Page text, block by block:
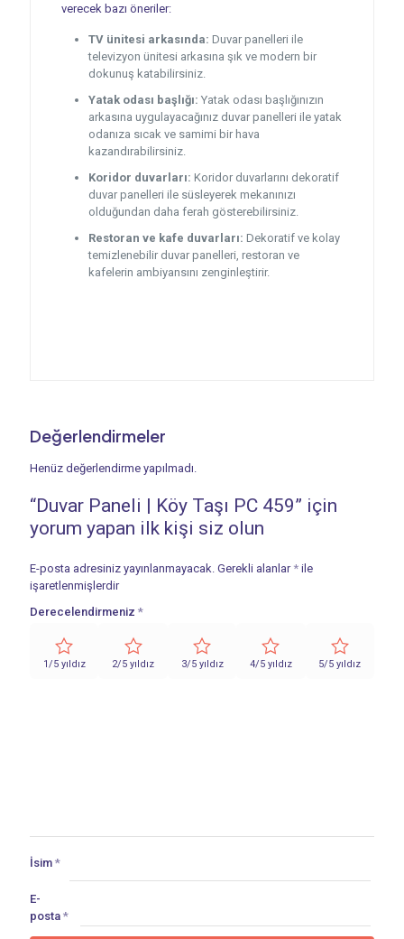
verecek bazı öneriler:
TV ünitesi arkasında: Duvar panelleri ile
televizyon ünitesi arkasına şık ve modern bir
dokunuş katabilirsiniz.
Yatak odası başlığı: Yatak odası başlığınızın
arkasına uygulayacağınız duvar panelleri ile yatak
odanıza sıcak ve samimi bir hava
kazandırabilirsiniz.
Koridor duvarları: Koridor duvarlarını dekoratif
duvar panelleri ile süsleyerek mekanınızı
olduğundan daha ferah gösterebilirsiniz.
Restoran ve kafe duvarları: Dekoratif ve kolay
temizlenebilir duvar panelleri, restoran ve
kafelerin ambiyansını zenginleştirir.
Değerlendirmeler
Henüz değerlendirme yapılmadı.
“Duvar Paneli | Köy Taşı PC 459” için
yorum yapan ilk kişi siz olun
E-posta adresiniz yayınlanmayacak. Gerekli alanlar * ile
işaretlenmişlerdir
Derecelendirmeniz *
1/5 yıldız 2/5 yıldız 3/5 yıldız 4/5 yıldız 5/5 yıldız
İsim *
E-
posta *